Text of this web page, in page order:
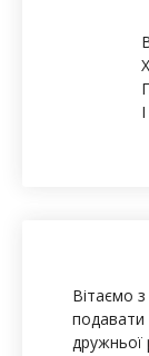
Вітаємо
подавати